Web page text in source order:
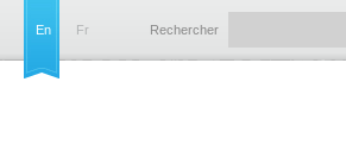
En Fr Rechercher